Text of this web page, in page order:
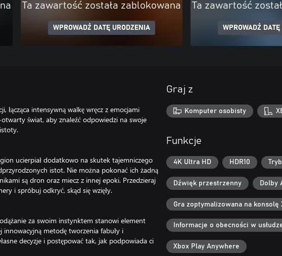
Ta zawartość została zablokowana
WPROWADŹ DATĘ URODZENIA
Ta zawartość
WPROWADŹ
intensywną walkę wręcz z emocjami
świat, aby znaleźć odpowiedzi na swoje
ucierpiał dodatkowo na skutek tajemniczego
istot. Nie można pokonać ich żadną
są dron oraz miecz z innej epoki. Przedzieraj
i spróbuj odkryć, skąd się wzięły.
za swoim instynktem stanowi element
metodę tworzenia fabuły i
decyzje i postępować tak, jak podpowiada ci
Graj z
Komputer osobisty
Funkcje
4K Ultra HD HDR10
Dźwięk przestrzenny Dolby
Gra zoptymalizowana na konsolę
Informacje o obecności w
Xbox Play Anywhere